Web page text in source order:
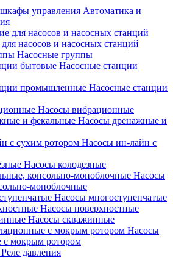
Автоматика и
насосов и насосных станций
Насосные группы
Насосные станции
Насосные станции
Насосы вибрационные
Насосы дренажные и
Насосы ин-лайн с
Насосы колодезные
Насосы
моноблочные
Насосы многоступенчатые
Насосы поверхностные
Насосы скважинные
Насосы
с мокрым ротором
Реле давления